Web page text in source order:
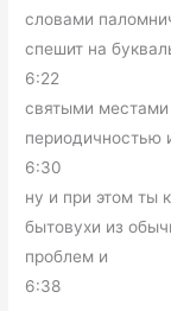
словами
спешит на
6:22
святыми местами
периодичностью
6:30
ну и при этом ты
бытовухи из
проблем и
6:38